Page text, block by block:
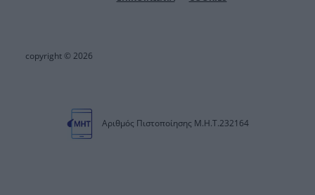
copyright © 2026
Αριθμός Πιστοποίησης Μ.Η.Τ.232164